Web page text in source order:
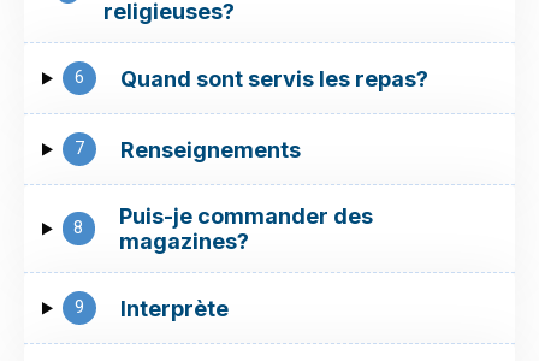
religieuses?
6 Quand sont servis les repas?
7 Renseignements
8
Puis-je commander des
magazines?
9 Interprète